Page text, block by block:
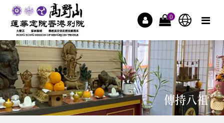
0
傳持八祖